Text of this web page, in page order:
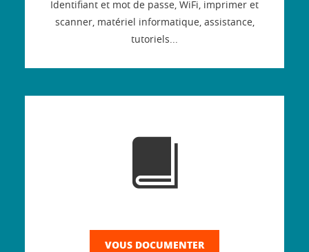
Identifiant et mot de passe, WiFi, imprimer et
scanner, matériel informatique, assistance,
tutoriels...
VOUS DOCUMENTER